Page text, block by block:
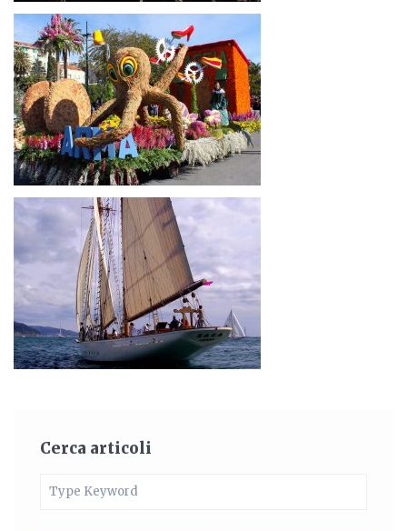
Cerca articoli